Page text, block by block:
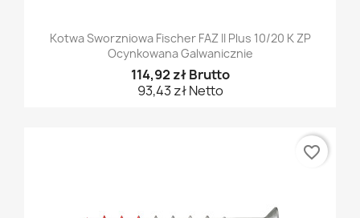
Kotwa Sworzniowa Fischer FAZ II Plus 10/20 K ZP
Ocynkowana Galwanicznie
114,92 zł Brutto
93,43 zł Netto
favorite_border